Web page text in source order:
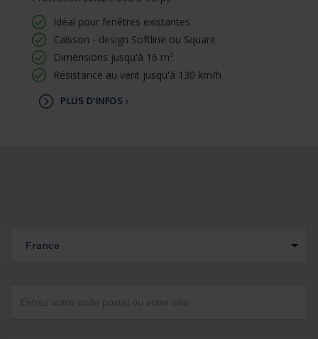
Idéal pour fenêtres existantes
Caisson - design Softline ou Square
Dimensions jusqu'à 16 m²
Résistance au vent jusqu'à 130 km/h
PLUS D'INFOS ›
France